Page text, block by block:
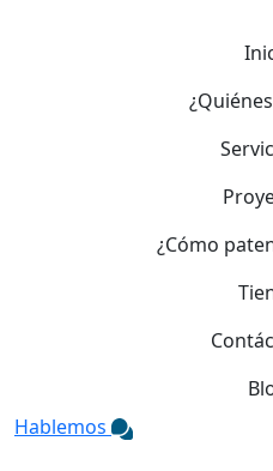
¿Cómo
Hablemos